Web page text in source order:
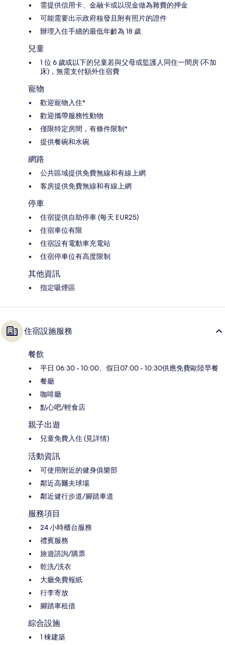
需提供信用卡、金融卡或以現金做為雜費的押金
可能需要出示政府核發且附有照片的證件
辦理入住手續的最低年齡為 18 歲
兒童
1 位 6 歲或以下的兒童若與父母或監護人同住一間房 (不加
床)，無需支付額外住宿費
寵物
歡迎寵物入住*
歡迎攜帶服務性動物
僅限特定房間，有條件限制*
提供餐碗和水碗
網路
公共區域提供免費無線和有線上網
客房提供免費無線和有線上網
停車
住宿提供自助停車 (每天 EUR25)
住宿車位有限
住宿設有電動車充電站
住宿停車位有高度限制
其他資訊
指定吸煙區
住宿設施服務
餐飲
平日 06:30 - 10:00、假日07:00 - 10:30供應免費歐陸早餐
餐廳
咖啡廳
點心吧/輕食店
親子出遊
兒童免費入住 (見詳情)
活動資訊
可使用附近的健身俱樂部
鄰近高爾夫球場
鄰近健行步道/腳踏車道
服務項目
24 小時櫃台服務
禮賓服務
旅遊諮詢/購票
乾洗/洗衣
大廳免費報紙
行李寄放
腳踏車租借
綜合設施
1 棟建築